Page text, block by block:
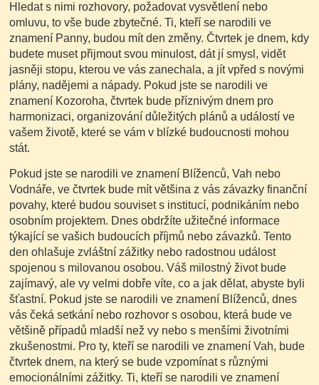
Hledat s nimi rozhovory, požadovat vysvětlení nebo
omluvu, to vše bude zbytečné. Ti, kteří se narodili ve
znamení Panny, budou mít den změny. Čtvrtek je dnem, kdy
budete muset přijmout svou minulost, dát jí smysl, vidět
jasněji stopu, kterou ve vás zanechala, a jít vpřed s novými
plány, nadějemi a nápady. Pokud jste se narodili ve
znamení Kozoroha, čtvrtek bude příznivým dnem pro
harmonizaci, organizování důležitých plánů a událostí ve
vašem životě, které se vám v blízké budoucnosti mohou
stát.
Pokud jste se narodili ve znamení Blíženců, Vah nebo
Vodnáře, ve čtvrtek bude mít většina z vás závazky finanční
povahy, které budou souviset s institucí, podnikáním nebo
osobním projektem. Dnes obdržíte užitečné informace
týkající se vašich budoucích příjmů nebo závazků. Tento
den ohlašuje zvláštní zážitky nebo radostnou událost
spojenou s milovanou osobou. Váš milostný život bude
zajímavý, ale vy velmi dobře víte, co a jak dělat, abyste byli
šťastní. Pokud jste se narodili ve znamení Blíženců, dnes
vás čeká setkání nebo rozhovor s osobou, která bude ve
většině případů mladší než vy nebo s menšími životními
zkušenostmi. Pro ty, kteří se narodili ve znamení Vah, bude
čtvrtek dnem, na který se bude vzpomínat s různými
emocionálními zážitky. Ti, kteří se narodili ve znamení